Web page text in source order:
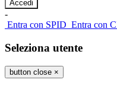
-
Entra con SPID Entra con
Seleziona utente
button close ×